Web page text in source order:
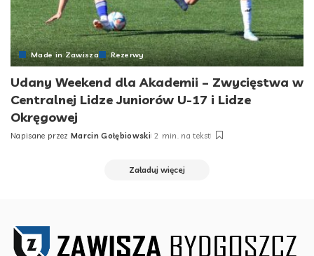
Made in Zawisza Rezerwy
Udany Weekend dla Akademii – Zwycięstwa w
Centralnej Lidze Juniorów U-17 i Lidze
Okręgowej
Posted
Napisane przez Marcin Gołębiowski 2 min. na tekst
Załaduj więcej